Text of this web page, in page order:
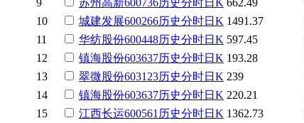
10
城建发展600266历史分时日K 1491.37
11
华纺股份600448历史分时日K 597.45
12
镇海股份603637历史分时日K 193.28
13
翠微股份603123历史分时日K 239
14
镇海股份603637历史分时日K 220.21
15
江西长运600561 历史分时日K 1362.73